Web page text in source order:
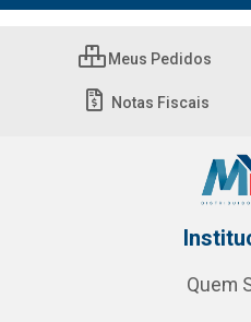
Meus Pedidos
Notas Fiscais
Quem